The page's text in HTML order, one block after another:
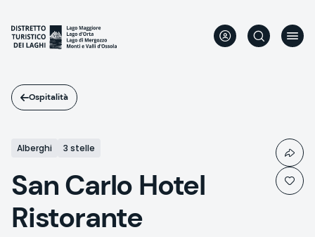
contenuto
principale
Ospitalità
Alberghi 3 stelle
San Carlo Hotel
Ristorante